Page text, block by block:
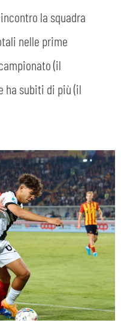
la squadra
nelle prime
(il
ha subiti di più (il
sempre abilitati